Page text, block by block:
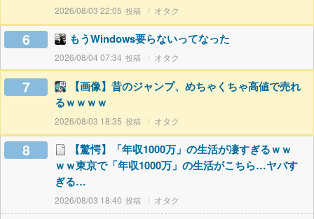
2026/08/03 22:05 オタク
6 もうWindows要らないってなった
2026/08/04 07:34 オタク
7
【画像】昔のジャンプ、めちゃくちゃ高値で売れ
るｗｗｗｗ
2026/08/03 18:35 オタク
8
【驚愕】「年収1000万」の生活が凄すぎるｗｗ
ｗｗ東京で「年収1000万」の生活がこちら…ヤバす
ぎる…
2026/08/03 18:40 オタク